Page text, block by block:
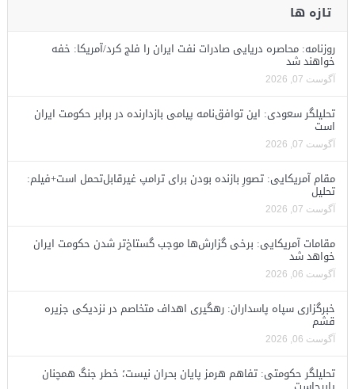
تازه ها
روزنامه: محاصره دریایی صادرات نفت ایران را فلج کرد/آمریکا: خفه
خواهند شد
آگوست 07, 2026
تحلیلگر سعودی: این توافق‌نامه پیامی بازدارنده در برابر حکومت ایران
است
آگوست 07, 2026
مقام آمریکایی: تصورِ بازنده بودن برای ترامپ غیرقابل‌تحمل است+فیلم:
تحلیل
آگوست 07, 2026
مقامات آمریکایی: برخی گزارش‌ها موجب گستاخ‌تر شدن حکومت ایران
خواهد شد
آگوست 06, 2026
خبرگزاری سپاه پاسداران: رهگیری اهداف متخاصم در نزدیکی جزیره
قشم
آگوست 06, 2026
تحلیلگر حکومتی: تفاهم هرمز پایان بحران نیست؛ خطر جنگ همچنان